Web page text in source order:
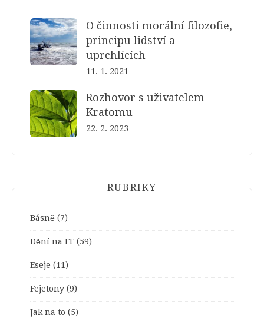
O činnosti morální filozofie,
principu lidství a
uprchlících
11. 1. 2021
Rozhovor s uživatelem
Kratomu
22. 2. 2023
RUBRIKY
Básně (7)
Dění na FF (59)
Eseje (11)
Fejetony (9)
Jak na to (5)